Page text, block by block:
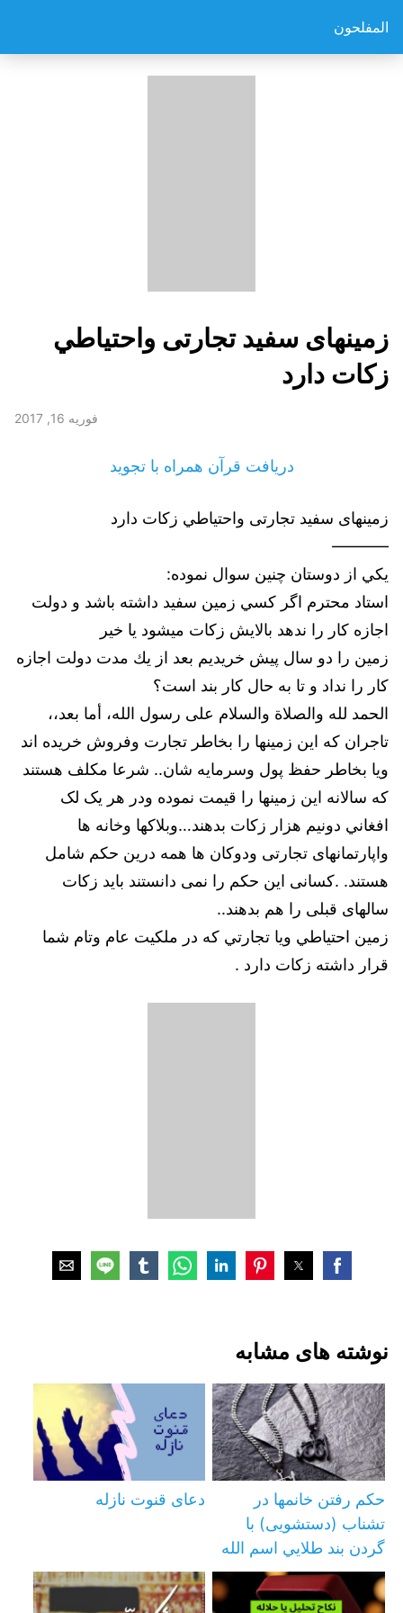
المفلحون
زمینهای سفید تجارتی واحتیاطي
زكات دارد
فوریه 16, 2017
دریافت قرآن همراه با تجوید
زمینهای سفید تجارتی واحتیاطي زكات دارد
———–
يكي از دوستان چنين سوال نموده:
استاد محترم اگر كسي زمين سفيد داشته باشد و دولت
اجازه كار را ندهد بالايش زكات ميشود يا خير
زمين را دو سال پيش خريديم بعد از يك مدت دولت اجازه
كار را نداد و تا به حال كار بند است؟
الحمد لله والصلاة والسلام على رسول الله، أما بعد،،
تاجران كه اين زمينها را بخاطر تجارت وفروش خريده اند
ويا بخاطر حفظ پول وسرمايه شان.. شرعا مکلف هستند
که سالانه این زمینها را قیمت نموده ودر هر یک لک
افغاني دونيم هزار زكات بدهند…وبلاكها وخانه ها
واپارتمانهای تجارتی ودوکان ها همه درین حکم شامل
هستند. .کسانی این حکم را نمی دانستند باید زکات
سالهای قبلی را هم بدهند..
زمين احتياطي ويا تجارتي كه در ملكيت عام وتام شما
قرار داشته زكات دارد .
نوشته های مشابه
حکم رفتن خانمها در
تشناب (دستشویی) با
گردن بند طلايي اسم الله
دعای قنوت نازله